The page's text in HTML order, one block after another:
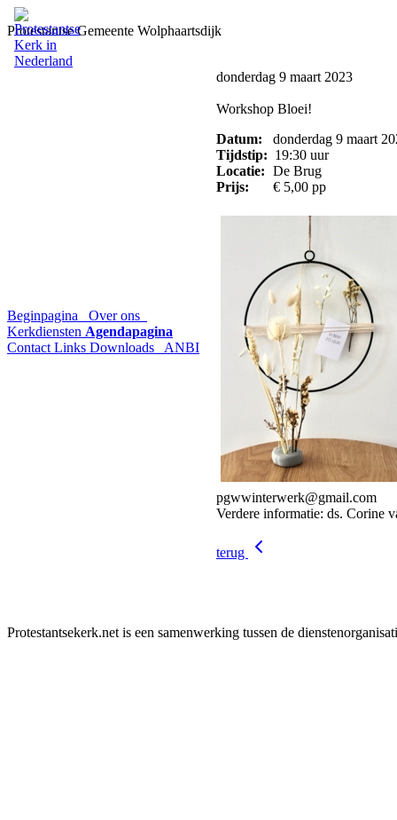
Protestantse Gemeente Wolphaartsdijk
Beginpagina
Over ons
Kerkdiensten Agendapagina
Contact Links Downloads ANBI
donderdag 9 maart 2023
Workshop Bloei!
Datum:
donderdag 9 maart
Tijdstip: 19:30 uur
Locatie: De Brug
Prijs:
€ 5,00 pp
pgwwinterwerk@gmail.com
Verdere informatie: ds. Corine
terug
Protestantsekerk.net is een samenwerking tussen de